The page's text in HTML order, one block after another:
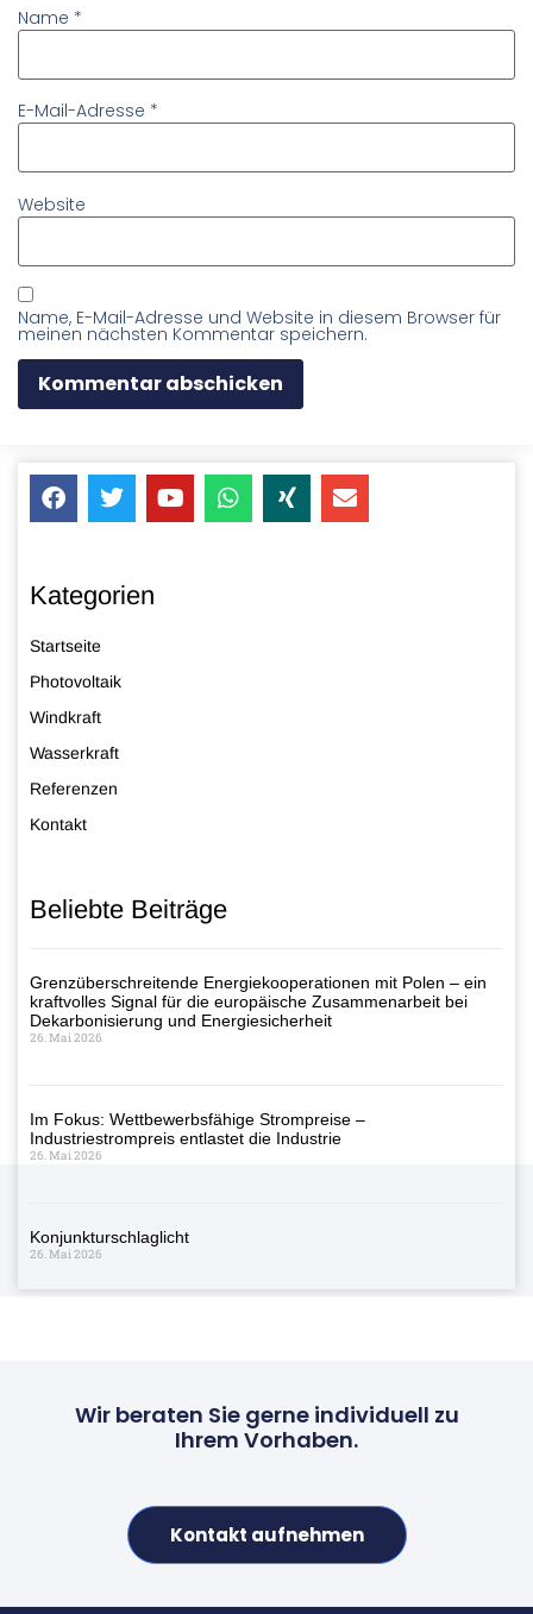
Name *
E-Mail-Adresse *
Website
Name, E-Mail-Adresse und Website in diesem Browser für
meinen nächsten Kommentar speichern.
Kategorien
Startseite
Photovoltaik
Windkraft
Wasserkraft
Referenzen
Kontakt
Beliebte Beiträge
Grenzüberschreitende Energiekooperationen mit Polen – ein
kraftvolles Signal für die europäische Zusammenarbeit bei
Dekarbonisierung und Energiesicherheit
26. Mai 2026
Im Fokus: Wettbewerbsfähige Strompreise –
Industriestrompreis entlastet die Industrie
26. Mai 2026
Konjunkturschlaglicht
26. Mai 2026
Wir beraten Sie gerne individuell zu
Ihrem Vorhaben.
Kontakt aufnehmen